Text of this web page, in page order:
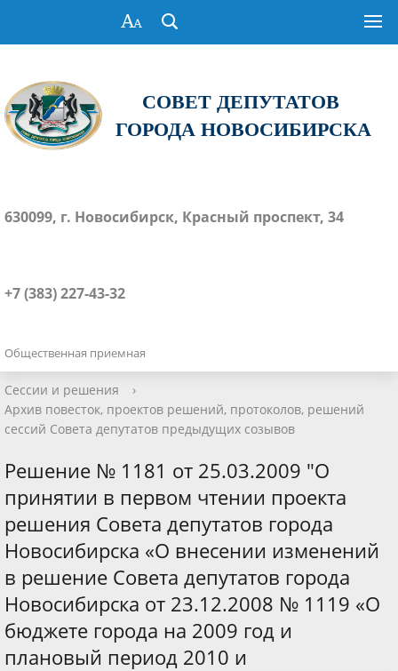
СОВЕТ ДЕПУТАТОВ
ГОРОДА НОВОСИБИРСКА
630099, г. Новосибирск, Красный проспект, 34
+7 (383) 227-43-32
Общественная приемная
Сессии и решения
›
Архив повесток, проектов решений, протоколов, решений
сессий Совета депутатов предыдущих созывов
Решение № 1181 от 25.03.2009 "О
принятии в первом чтении проекта
решения Совета депутатов города
Новосибирска «О внесении изменений
в решение Совета депутатов города
Новосибирска от 23.12.2008 № 1119 «О
бюджете города на 2009 год и
плановый период 2010 и